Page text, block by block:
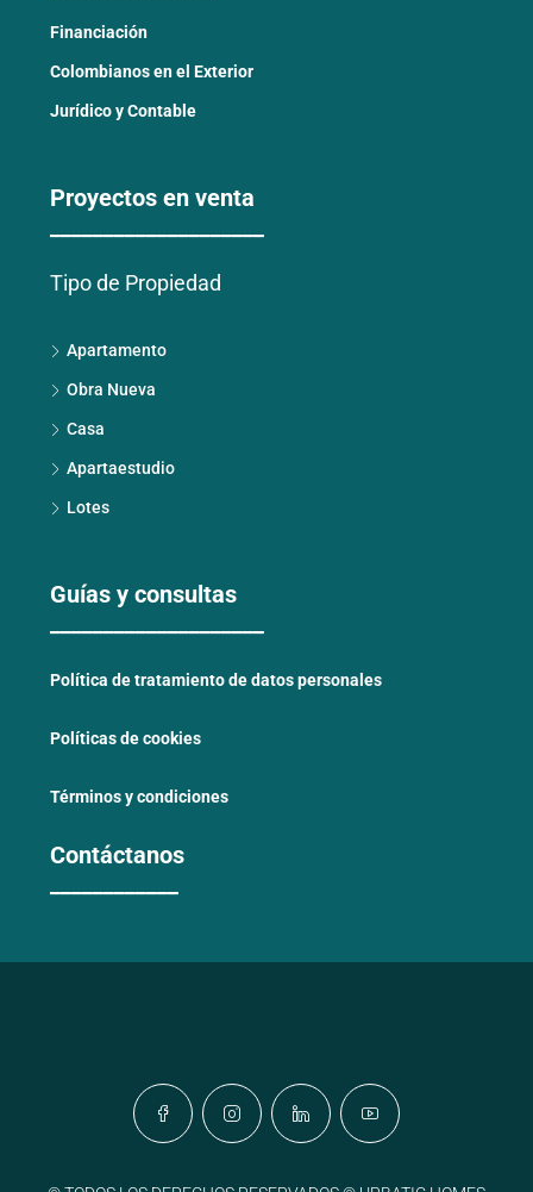
Financiación
Colombianos en el Exterior
Jurídico y Contable
Proyectos en venta
Tipo de Propiedad
Apartamento
Obra Nueva
Casa
Apartaestudio
Lotes
Guías y consultas
Política de tratamiento de datos personales
Políticas de cookies
Términos y condiciones
Contáctanos